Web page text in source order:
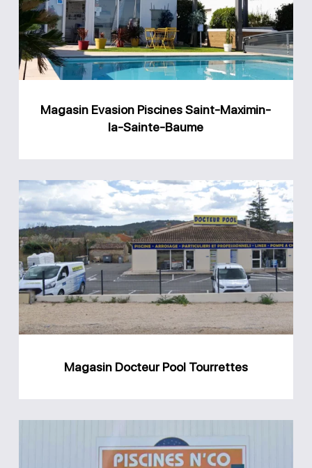
Saint-
Maximin-
la-
Sainte-
Magasin Evasion Piscines Saint-Maximin-
la-Sainte-Baume
Magasin
Docteur
Pool
Tourrettes
Magasin Docteur Pool Tourrettes
Piscines